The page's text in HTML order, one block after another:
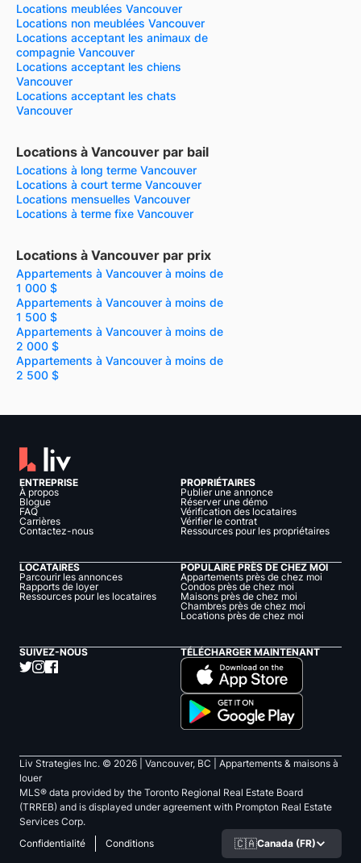
Locations meublées Vancouver
Locations non meublées Vancouver
Locations acceptant les animaux de
compagnie Vancouver
Locations acceptant les chiens
Vancouver
Locations acceptant les chats
Vancouver
Locations à Vancouver par bail
Locations à long terme Vancouver
Locations à court terme Vancouver
Locations mensuelles Vancouver
Locations à terme fixe Vancouver
Locations à Vancouver par prix
Appartements à Vancouver à moins de
1 000 $
Appartements à Vancouver à moins de
1 500 $
Appartements à Vancouver à moins de
2 000 $
Appartements à Vancouver à moins de
2 500 $
ENTREPRISE
À propos
Blogue
FAQ
Carrières
Contactez-nous
PROPRIÉTAIRES
Publier une annonce
Réserver une démo
Vérification des locataires
Vérifier le contrat
Ressources pour les propriétaires
LOCATAIRES
Parcourir les annonces
Rapports de loyer
Ressources pour les locataires
POPULAIRE PRÈS DE CHEZ MOI
Appartements près de chez moi
Condos près de chez moi
Maisons près de chez moi
Chambres près de chez moi
Locations près de chez moi
SUIVEZ-NOUS TÉLÉCHARGER MAINTENANT
Liv Strategies Inc. © 2026 | Vancouver, BC |
Appartements & maisons à
louer
MLS® data provided by the Toronto Regional Real Estate Board
(TRREB) and is displayed under agreement with Prompton Real Estate
Services Corp.
Confidentialité
Conditions 🇨🇦Canada (FR)